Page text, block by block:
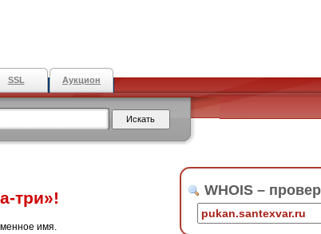
SSL Аукцион
три»!
имя.
WHOIS –